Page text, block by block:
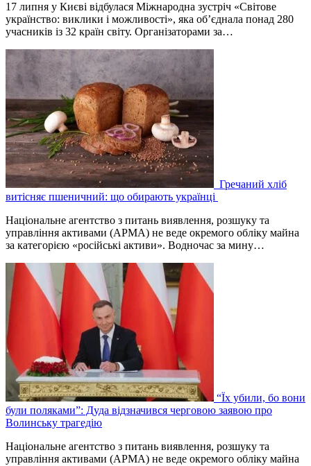
17 липня у Києві відбулася Міжнародна зустріч «Світове
українство: виклики і можливості», яка об’єднала понад 280
учасників із 32 країн світу. Організаторами за…
Гречаний хліб
витісняє пшеничний: що обирають українці
Національне агентство з питань виявлення, розшуку та
управління активами (АРМА) не веде окремого обліку майна
за категорією «російські активи». Водночас за мину…
“Їх убили, бо вони
були поляками”: Дуда відзначився черговою заявою про
Волинську трагедію
Національне агентство з питань виявлення, розшуку та
управління активами (АРМА) не веде окремого обліку майна